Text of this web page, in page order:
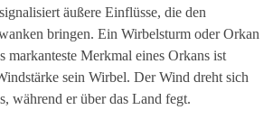
äußere Einflüsse, die den
bringen. Ein Wirbelsturm oder Orkan
markanteste Merkmal eines Orkans ist
sein Wirbel. Der Wind dreht sich
während er über das Land fegt.